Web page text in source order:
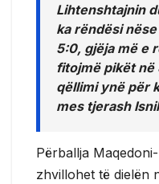
Lihtenshtajnin
ka rëndësi
5:0, gjëja më e
fitojmë pikët në
qëllimi ynë për
mes tjerash
Përballja
zhvillohet të dielën